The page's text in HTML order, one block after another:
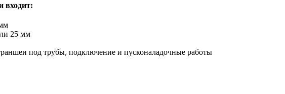
входит:
25 мм
под трубы, подключение и пусконаладочные работы